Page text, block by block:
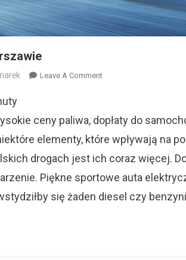
Leave A CommentOn
Warszawie
ceny paliwa, dopłaty do
elementy, które wpływają na
drogach jest ich coraz więcej.
Piękne sportowe auta
się żaden diesel czy